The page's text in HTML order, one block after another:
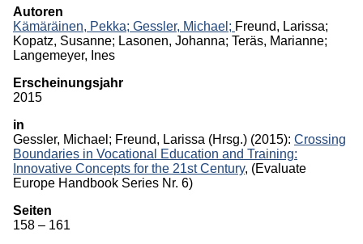
Monographien
Herausgeberschaften
Beiträge in Zeitschriften
Studien/Arbeitspapiere
Studium
Autoren
Kämäräinen, Pekka; Gessler, Michael; Freund, Larissa;
Kopatz, Susanne; Lasonen, Johanna; Teräs, Marianne;
Langemeyer, Ines
Erscheinungsjahr
2015
in
Gessler, Michael ; Freund, Larissa (Hrsg.) (2015): Crossing
Boundaries in Vocational Education and Training:
Innovative Concepts for the 21st Century, (Evaluate
Europe Handbook Series Nr. 6)
Seiten
158 – 161